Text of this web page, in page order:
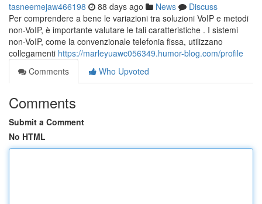
tasneemejaw466198 88 days ago News
Discuss
Per comprendere a bene le variazioni tra soluzioni VoIP e metodi
non-VoIP, è importante valutare le tali caratteristiche . I sistemi
non-VoIP, come la convenzionale telefonia fissa, utilizzano
collegamenti https://marleyuawc056349.humor-blog.com/profile
Comments
Who Upvoted
Comments
Submit a Comment
No HTML